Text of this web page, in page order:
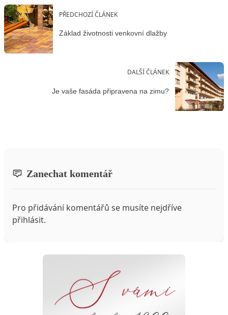
PŘEDCHOZÍ ČLÁNEK
Základ životnosti venkovní dlažby
DALŠÍ ČLÁNEK
Je vaše fasáda připravena na zimu?
Zanechat komentář
Pro přidávání komentářů se musíte nejdříve
přihlásit.